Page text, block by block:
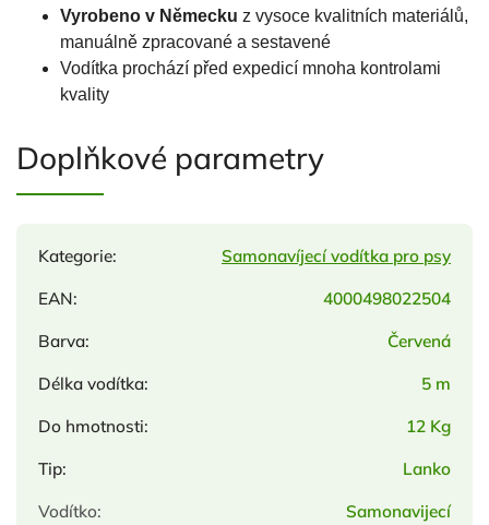
Vyrobeno v Německu z vysoce kvalitních materiálů,
manuálně zpracované a sestavené
Vodítka prochází před expedicí mnoha kontrolami
kvality
Doplňkové parametry
Kategorie: Samonavíjecí vodítka pro psy
EAN: 4000498022504
Barva: Červená
Délka vodítka: 5 m
Do hmotnosti: 12 Kg
Tip: Lanko
Vodítko: Samonavijecí